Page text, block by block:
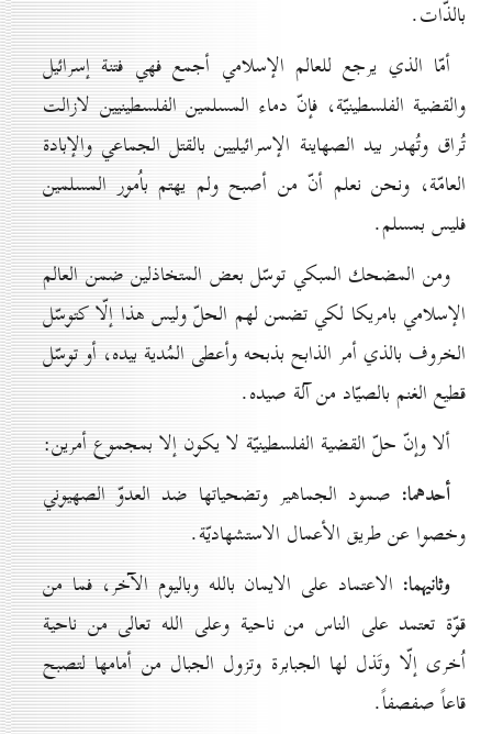
بالذّات.
أمّا الذي یرجع للعالم الإسلامي أجمع فهي فتنة إسرائيل
والقضية الفلسطينيّة، فإنّ دماء المسلمين الفلسطينيين لازالت
تُراق وتُهدر بيد الصهاينة الإسرائيليين بالقتل الجماعي والإبادة
العامّة، ونحن نعلم أنّ من أصبح ولم يهتم باُمور المسلمين
فليس بمسلم.
ومن المضحك المبكي توسّل بعض المتخاذلين ضمن العالم
الإسلامي بامريكا لكي تضمن لهم الحلّ وليس هذا إلّا كتوسّل
الخروف بالذي أمر الذابح بذبحه وأعطى المُدية بيده، أو توسّل
قطيع الغنم بالصيّاد من آلة صيده.
ألا وإنّ حلّ القضية الفلسطينيّة لا يكون إلا بمجموع أمرين:
أحدهما: صمود الجماهير وتضحياتها ضد العدوّ الصهيوني
وخصوا عن طريق الأعمال الاستشهاديّة.
وثانيهما: الاعتماد على الايمان بالله وباليوم الآخر، فما من
قوّة تعتمد على الناس من ناحية وعلى الله تعالى من ناحية
اُخری إلّا وتَذل لها الجبابرة وتزول الجبال من أمامها لتصبح
قاعاً صفصفاً.